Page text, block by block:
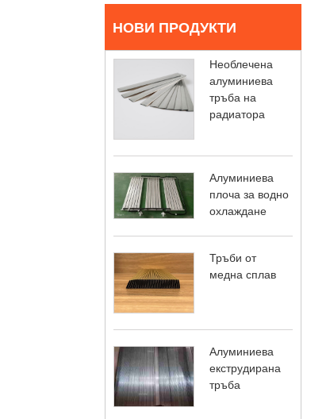
НОВИ ПРОДУКТИ
Необлечена
алуминиева
тръба на
радиатора
Алуминиева
плоча за водно
охлаждане
Тръби от
медна сплав
Алуминиева
екструдирана
тръба